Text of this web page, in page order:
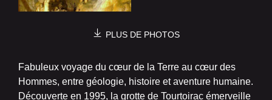
PLUS DE PHOTOS
Fabuleux voyage du cœur de la Terre au cœur des
Hommes, entre géologie, histoire et aventure humaine.
Découverte en 1995, la grotte de Tourtoirac émerveille